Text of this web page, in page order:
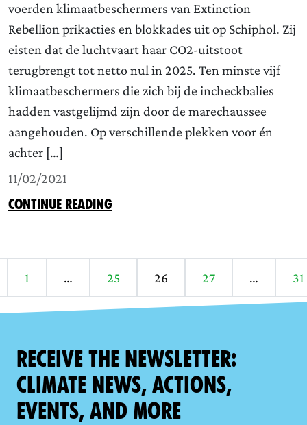
voerden klimaatbeschermers van Extinction
Rebellion prikacties en blokkades uit op Schiphol. Zij
eisten dat de luchtvaart haar CO2-uitstoot
terugbrengt tot netto nul in 2025. Ten minste vijf
klimaatbeschermers die zich bij de incheckbalies
hadden vastgelijmd zijn door de marechaussee
aangehouden. Op verschillende plekken voor én
achter […]
11/02/2021
CONTINUE READING
1 … 25 26 27 … 31
Receive the newsletter:
climate news, actions,
events, and more